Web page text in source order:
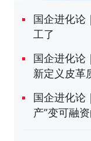
国企进化论
工了
国企进化论
新定义皮革
国企进化论
产”变可融